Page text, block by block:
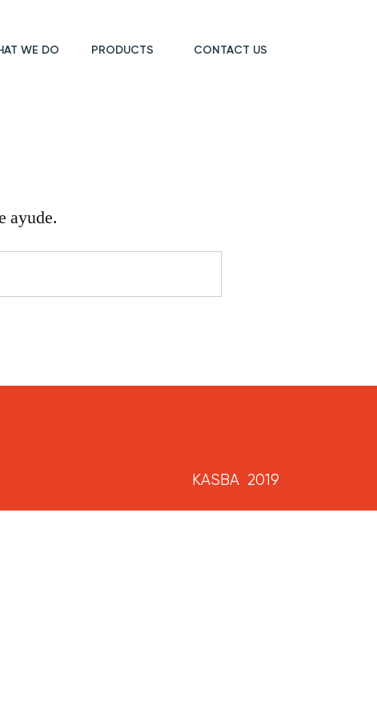
WE DO PRODUCTS CONTACT US
ayude.
KASBA 2019